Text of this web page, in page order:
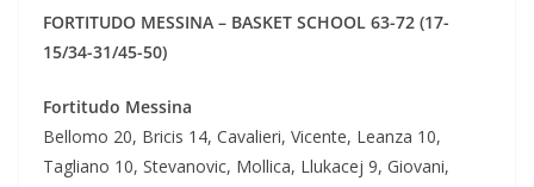
FORTITUDO MESSINA – BASKET SCHOOL 63-72 (17-
15/34-31/45-50)
Fortitudo Messina
Bellomo 20, Bricis 14, Cavalieri, Vicente, Leanza 10,
Tagliano 10, Stevanovic, Mollica, Llukacej 9, Giovani,